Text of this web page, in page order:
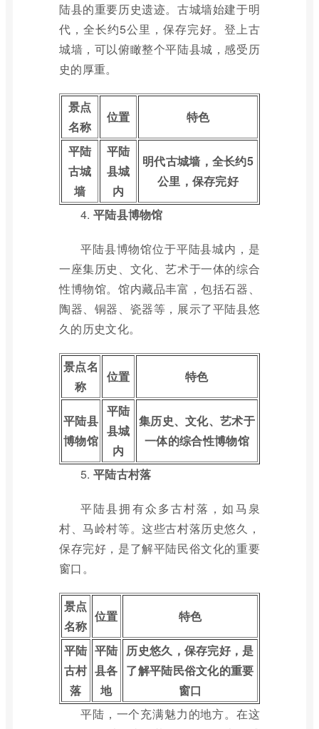
陆县的重要历史遗迹。古城墙始建于明
代，全长约5公里，保存完好。登上古
城墙，可以俯瞰整个平陆县城，感受历
史的厚重。
景点
名称
位置 特色
平陆
古城
墙
平陆
县城
内
明代古城墙，全长约5
公里，保存完好
4. 平陆县博物馆
平陆县博物馆位于平陆县城内，是
一座集历史、文化、艺术于一体的综合
性博物馆。馆内藏品丰富，包括石器、
陶器、铜器、瓷器等，展示了平陆县悠
久的历史文化。
景点名
称
位置 特色
平陆县
博物馆
平陆
县城
内
集历史、文化、艺术于
一体的综合性博物馆
5. 平陆古村落
平陆县拥有众多古村落，如马泉
村、马岭村等。这些古村落历史悠久，
保存完好，是了解平陆民俗文化的重要
窗口。
景点
名称
位置 特色
平陆
古村
落
平陆
县各
地
历史悠久，保存完好，是
了解平陆民俗文化的重要
窗口
平陆，一个充满魅力的地方。在这